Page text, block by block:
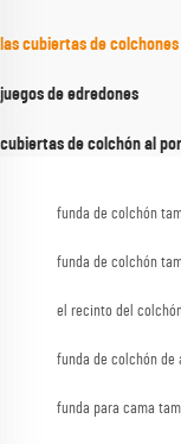
las cubiertas de colchones
juegos de edredones
cubiertas de colchón al
funda de colchón
funda de colchón
el recinto del
funda de colchón de
funda para cama